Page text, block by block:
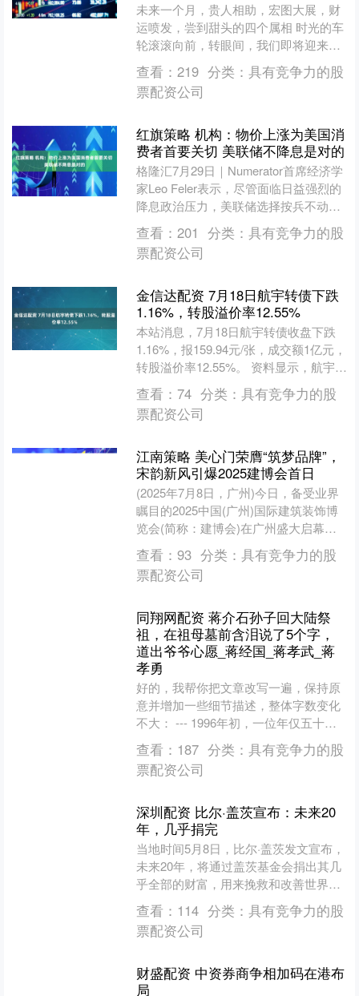
未来一个月，贵人相助，宏图大展，财
运喷发，尝到甜头的四个属相 时光的车
轮滚滚向前，转眼间，我们即将迎来一
个崭新的月份。在这充满无限可能的未
来里，宇宙的星辰正悄然....
查看： 219 分类： 具有竞争力的股
票配资公司
红旗策略 机构：物价上涨为美国消
费者首要关切 美联储不降息是对的
格隆汇7月29日｜Numerator首席经济学
家Leo Feler表示，尽管面临日益强烈的
降息政治压力，美联储选择按兵不动是
正确的。美联储如今正努力使其双重使
命....
查看： 201 分类： 具有竞争力的股
票配资公司
金信达配资 7月18日航宇转债下跌
1.16%，转股溢价率12.55%
本站消息，7月18日航宇转债收盘下跌
1.16%，报159.94元/张，成交额1亿元，
转股溢价率12.55%。 资料显示，航宇转
债信用级别为“AA-”，债券期限6....
查看： 74 分类： 具有竞争力的股
票配资公司
江南策略 美心门荣膺“筑梦品牌”，
宋韵新风引爆2025建博会首日
(2025年7月8日，广州)今日，备受业界
瞩目的2025中国(广州)国际建筑装饰博
览会(简称：建博会)在广州盛大启幕。
作为门业领域的民族标杆品牌，美心门
以“山水....
查看： 93 分类： 具有竞争力的股
票配资公司
同翔网配资 蒋介石孙子回大陆祭
祖，在祖母墓前含泪说了5个字，
道出爷爷心愿_蒋经国_蒋孝武_蒋
孝勇
好的，我帮你把文章改写一遍，保持原
意并增加一些细节描述，整体字数变化
不大： --- 1996年初，一位年仅五十岁
的中年男子踏上了奉化这片土地，他来
到蒋介石的故居....
查看： 187 分类： 具有竞争力的股
票配资公司
深圳配资 比尔·盖茨宣布：未来20
年，几乎捐完
当地时间5月8日，比尔·盖茨发文宣布，
未来20年，将通过盖茨基金会捐出其几
乎全部的财富，用来挽救和改善世界各
地的生命。到2045年12月31日，盖茨基
金会将永久....
查看： 114 分类： 具有竞争力的股
票配资公司
财盛配资 中资券商争相加码在港布
局